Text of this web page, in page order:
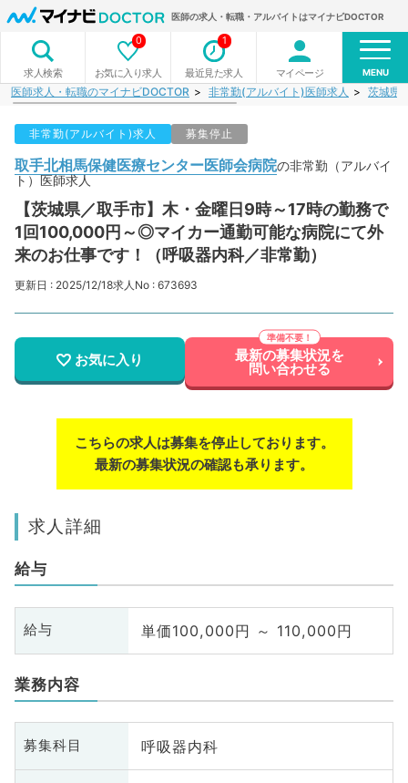
医師の求人・転職・アルバイトはマイナビDOCTOR
求人検索 お気に入り求人
0
最近見た求人
1
マイページ MENU
医師求人・転職のマイナビDOCTOR 非常勤(アルバイト)医師求人 茨城県
非常勤(アルバイト)求人 募集停止
取手北相馬保健医療センター医師会病院の非常勤（アルバイ
ト）医師求人
【茨城県／取手市】木・金曜日9時～17時の勤務で
1回100,000円～◎マイカー通勤可能な病院にて外
来のお仕事です！（呼吸器内科／非常勤）
更新日 : 2025/12/18求人No : 673693
お気に入り 最新の募集状況を
問い合わせる
こちらの求人は募集を停止しております。
最新の募集状況の確認も承ります。
求人詳細
給与
給与 単価100,000円 ～ 110,000円
業務内容
募集科目 呼吸器内科